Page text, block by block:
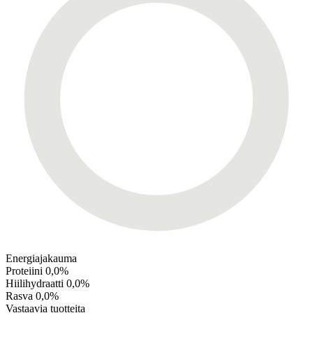
Energiajakauma
Proteiini 0,0%
Hiilihydraatti 0,0%
Rasva 0,0%
Vastaavia tuotteita